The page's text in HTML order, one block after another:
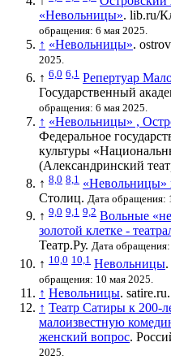
«Невольницы». lib.ru/
обращения: 6 мая 2025.
↑ «Невольницы».
2025.
↑ 6,0 6,1 Репертуар
Государственный
обращения: 6 мая 2025.
↑ «Невольницы» ,
Федеральное
культуры
(Александринский
↑ 8,0 8,1 «Невольницы»
Столиц. Дата обращения:
↑ 9,0 9,1 9,2 Вольные
золотой клетке -
Театр.Ру. Дата
↑ 10,0 10,1 Невольницы
обращения: 10 мая 2025.
↑ Невольницы. satire.ru.
↑ Театр Сатиры к 200-
малоизвестную
женский вопрос.
2025.